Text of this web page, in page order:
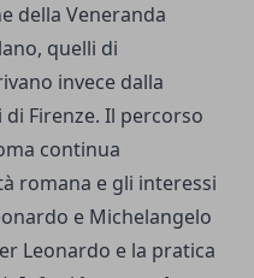
della Veneranda
quelli di
invece dalla
Firenze. Il percorso
continua
romana e gli interessi
e Michelangelo
Leonardo e la pratica